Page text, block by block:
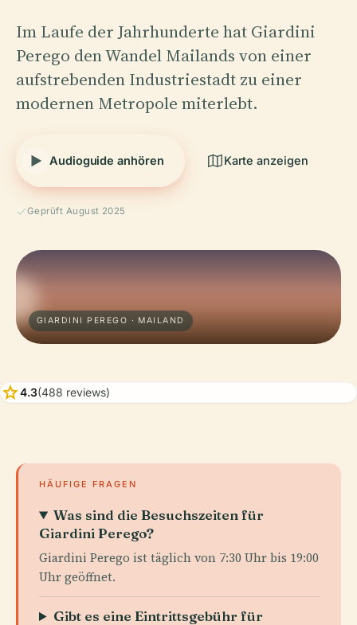
Im Laufe der Jahrhunderte hat Giardini
Perego den Wandel Mailands von einer
aufstrebenden Industriestadt zu einer
modernen Metropole miterlebt.
Audioguide anhören Karte anzeigen
Geprüft August 2025
GIARDINI PEREGO · MAILAND
star4.3(488 reviews)
HÄUFIGE FRAGEN
Was sind die Besuchszeiten für
Giardini Perego?
Giardini Perego ist täglich von 7:30 Uhr bis 19:00
Uhr geöffnet.
Gibt es eine Eintrittsgebühr für